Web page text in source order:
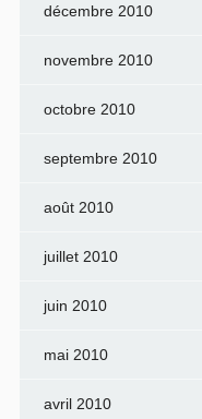
décembre 2010
novembre 2010
octobre 2010
septembre 2010
août 2010
juillet 2010
juin 2010
mai 2010
avril 2010